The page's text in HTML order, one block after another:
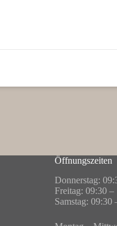
Öffnungszeiten
Donnerstag:
Freitag: 09:30
Samstag: 09:30